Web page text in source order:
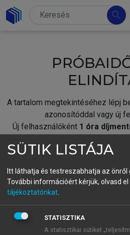
search
A tartalom megtekintéséhez lépj
azonosítóddal vagy új
Új felhasználóként 1 óra
fiókoddal,vagy hozz
A regisztráció után a
BELÉPÉS SAJÁT
SÜTIK LISTÁJA
Itt láthatja és testreszabhatja az
További információért kérjük, olvasd el
tájékoztatónkat
STATISZTIKA
A statisztikai sütiket